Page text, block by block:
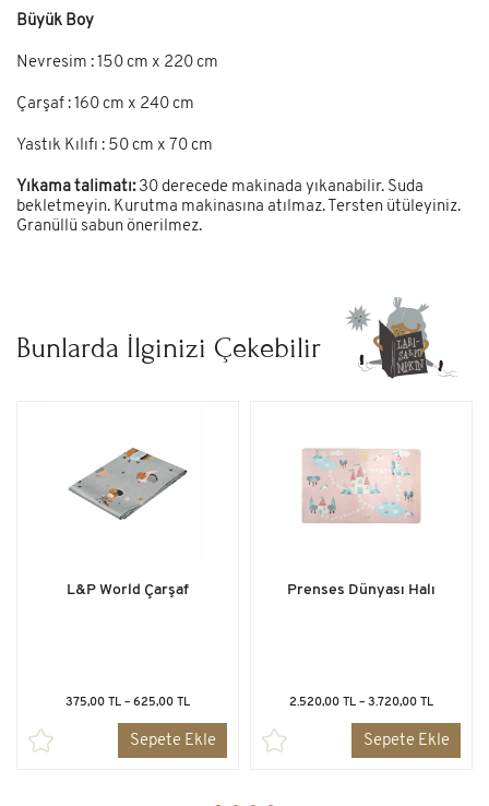
Büyük Boy
Nevresim : 150 cm x 220 cm
Çarşaf : 160 cm x 240 cm
Yastık Kılıfı : 50 cm x 70 cm
Yıkama talimatı: 30 derecede makinada yıkanabilir. Suda
bekletmeyin. Kurutma makinasına atılmaz. Tersten ütüleyiniz.
Granüllü sabun önerilmez.
Bunlarda İlginizi Çekebilir
L&P World Çarşaf
375,00 TL – 625,00 TL
Sepete Ekle
Prenses Dünyası Halı
2.520,00 TL – 3.720,00 TL
Sepete Ekle